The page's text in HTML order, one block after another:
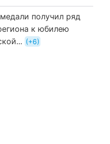
получил ряд
к юбилею
+6